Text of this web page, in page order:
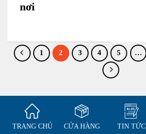
nơi
1 2 3 4 5 …
TRANG CHỦ CỬA HÀNG TIN TỨC